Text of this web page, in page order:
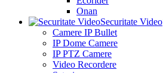
Onan
Securitate Video
Camere IP Bullet
IP Dome Camere
IP PTZ Camere
Video Recordere